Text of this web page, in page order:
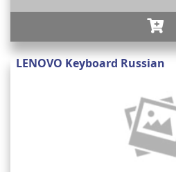
LENOVO Keyboard Russian